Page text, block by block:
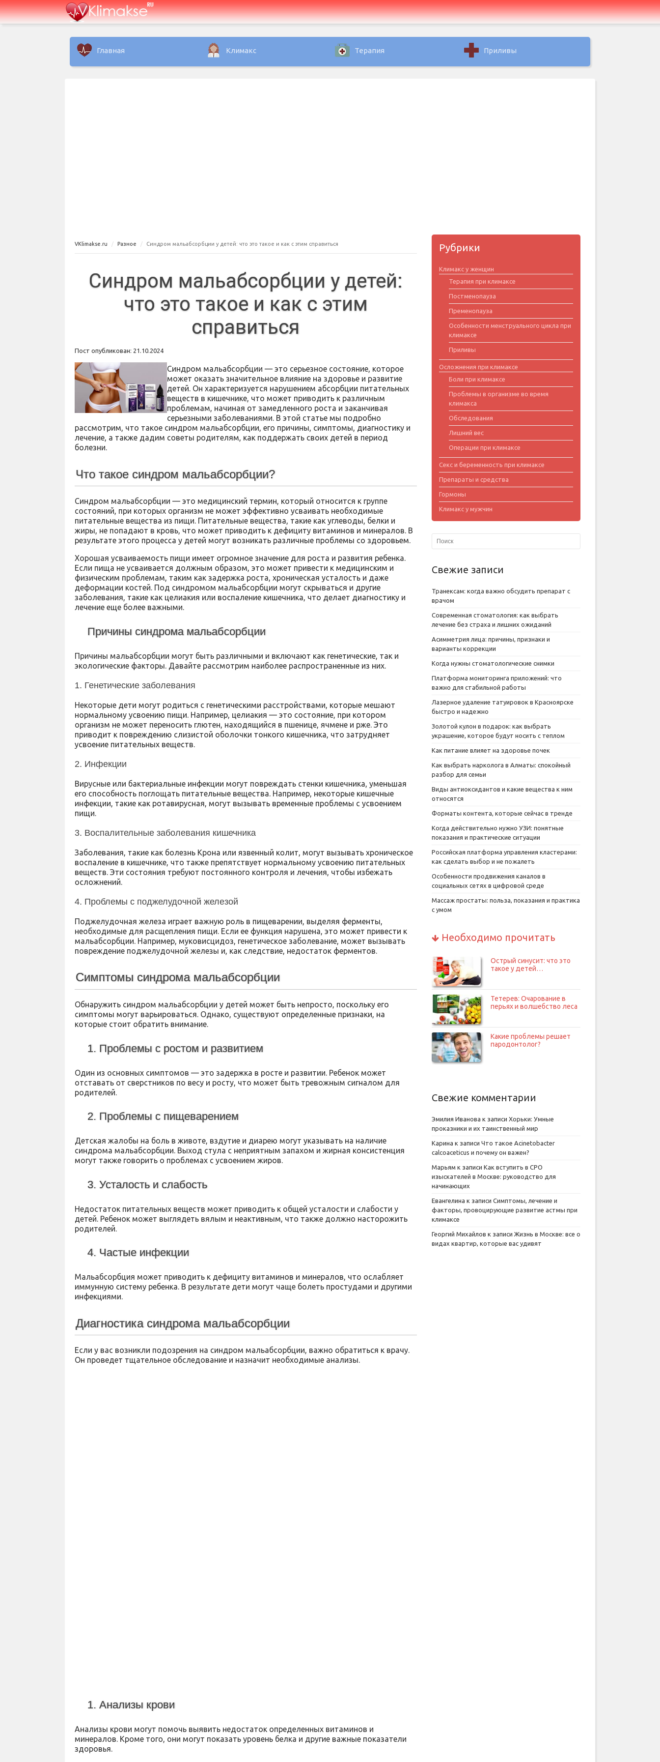
Главная Климакс Терапия Приливы
VKlimakse.ru Разное Синдром мальабсорбции у детей: что это такое и как с этим справиться
Синдром мальабсорбции у детей:
что это такое и как с этим
справиться
Пост опубликован: 21.10.2024
Синдром мальабсорбции — это серьезное состояние, которое
может оказать значительное влияние на здоровье и развитие
детей. Он характеризуется нарушением абсорбции питательных
веществ в кишечнике, что может приводить к различным
проблемам, начиная от замедленного роста и заканчивая
серьезными заболеваниями. В этой статье мы подробно
рассмотрим, что такое синдром мальабсорбции, его причины, симптомы, диагностику и
лечение, а также дадим советы родителям, как поддержать своих детей в период
болезни.
Что такое синдром мальабсорбции?
Синдром мальабсорбции — это медицинский термин, который относится к группе
состояний, при которых организм не может эффективно усваивать необходимые
питательные вещества из пищи. Питательные вещества, такие как углеводы, белки и
жиры, не попадают в кровь, что может приводить к дефициту витаминов и минералов. В
результате этого процесса у детей могут возникать различные проблемы со здоровьем.
Хорошая усваиваемость пищи имеет огромное значение для роста и развития ребенка.
Если пища не усваивается должным образом, это может привести к медицинским и
физическим проблемам, таким как задержка роста, хроническая усталость и даже
деформации костей. Под синдромом мальабсорбции могут скрываться и другие
заболевания, такие как целиакия или воспаление кишечника, что делает диагностику и
лечение еще более важными.
Причины синдрома мальабсорбции
Причины мальабсорбции могут быть различными и включают как генетические, так и
экологические факторы. Давайте рассмотрим наиболее распространенные из них.
1. Генетические заболевания
Некоторые дети могут родиться с генетическими расстройствами, которые мешают
нормальному усвоению пищи. Например, целиакия — это состояние, при котором
организм не может переносить глютен, находящийся в пшенице, ячмене и рже. Это
приводит к повреждению слизистой оболочки тонкого кишечника, что затрудняет
усвоение питательных веществ.
2. Инфекции
Вирусные или бактериальные инфекции могут повреждать стенки кишечника, уменьшая
его способность поглощать питательные вещества. Например, некоторые кишечные
инфекции, такие как ротавирусная, могут вызывать временные проблемы с усвоением
пищи.
3. Воспалительные заболевания кишечника
Заболевания, такие как болезнь Крона или язвенный колит, могут вызывать хроническое
воспаление в кишечнике, что также препятствует нормальному усвоению питательных
веществ. Эти состояния требуют постоянного контроля и лечения, чтобы избежать
осложнений.
4. Проблемы с поджелудочной железой
Поджелудочная железа играет важную роль в пищеварении, выделяя ферменты,
необходимые для расщепления пищи. Если ее функция нарушена, это может привести к
мальабсорбции. Например, муковисцидоз, генетическое заболевание, может вызывать
повреждение поджелудочной железы и, как следствие, недостаток ферментов.
Симптомы синдрома мальабсорбции
Обнаружить синдром мальабсорбции у детей может быть непросто, поскольку его
симптомы могут варьироваться. Однако, существуют определенные признаки, на
которые стоит обратить внимание.
1. Проблемы с ростом и развитием
Один из основных симптомов — это задержка в росте и развитии. Ребенок может
отставать от сверстников по весу и росту, что может быть тревожным сигналом для
родителей.
2. Проблемы с пищеварением
Детская жалобы на боль в животе, вздутие и диарею могут указывать на наличие
синдрома мальабсорбции. Выход стула с неприятным запахом и жирная консистенция
могут также говорить о проблемах с усвоением жиров.
3. Усталость и слабость
Недостаток питательных веществ может приводить к общей усталости и слабости у
детей. Ребенок может выглядеть вялым и неактивным, что также должно насторожить
родителей.
4. Частые инфекции
Мальабсорбция может приводить к дефициту витаминов и минералов, что ослабляет
иммунную систему ребенка. В результате дети могут чаще болеть простудами и другими
инфекциями.
Диагностика синдрома мальабсорбции
Если у вас возникли подозрения на синдром мальабсорбции, важно обратиться к врачу.
Он проведет тщательное обследование и назначит необходимые анализы.
1. Анализы крови
Анализы крови могут помочь выявить недостаток определенных витаминов и
минералов. Кроме того, они могут показать уровень белка и другие важные показатели
здоровья.
Рубрики
Климакс у женщин
Терапия при климаксе
Постменопауза
Пременопауза
Особенности менструального цикла при
климаксе
Приливы
Осложнения при климаксе
Боли при климаксе
Проблемы в организме во время
климакса
Обследования
Лишний вес
Операции при климаксе
Секс и беременность при климаксе
Препараты и средства
Гормоны
Климакс у мужчин
Свежие записи
Транексам: когда важно обсудить препарат с
врачом
Современная стоматология: как выбрать
лечение без страха и лишних ожиданий
Асимметрия лица: причины, признаки и
варианты коррекции
Когда нужны стоматологические снимки
Платформа мониторинга приложений: что
важно для стабильной работы
Лазерное удаление татуировок в Красноярске
быстро и надежно
Золотой кулон в подарок: как выбрать
украшение, которое будут носить с теплом
Как питание влияет на здоровье почек
Как выбрать нарколога в Алматы: спокойный
разбор для семьи
Виды антиоксидантов и какие вещества к ним
относятся
Форматы контента, которые сейчас в тренде
Когда действительно нужно УЗИ: понятные
показания и практические ситуации
Российская платформа управления кластерами:
как сделать выбор и не пожалеть
Особенности продвижения каналов в
социальных сетях в цифровой среде
Массаж простаты: польза, показания и практика
с умом
Необходимо прочитать
Острый синусит: что это
такое у детей…
Тетерев: Очарование в
перьях и волшебство леса
Какие проблемы решает
пародонтолог?
Свежие комментарии
Эмилия Иванова к записи Хорьки: Умные
проказники и их таинственный мир
Карина к записи Что такое Acinetobacter
calcoaceticus и почему он важен?
Марьям к записи Как вступить в СРО
изыскателей в Москве: руководство для
начинающих
Евангелина к записи Симптомы, лечение и
факторы, провоцирующие развитие астмы при
климаксе
Георгий Михайлов к записи Жизнь в Москве: все о
видах квартир, которые вас удивят